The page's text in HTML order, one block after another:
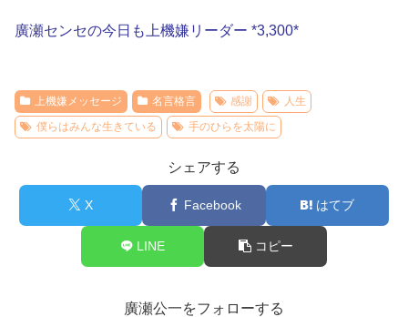
廣瀬センセの今日も上機嫌リーダー *3,300*
上機嫌メッセージ 名言格言 感謝
人生
僕らはみんな生きている
手のひらを太陽に
シェアする
X Facebook はてブ
LINE コピー
廣瀬公一をフォローする